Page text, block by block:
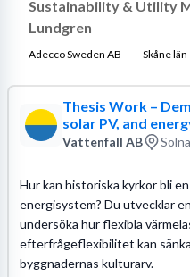
Sustainability & Utility
Lundgren
Adecco Sweden AB Skåne län
Thesis Work –
solar PV, and
of Sweden.
Vattenfall AB
Hur kan historiska kyrkor bli
energisystem? Du utvecklar
undersöka hur flexibla
efterfrågeflexibilitet kan
byggnadernas kulturarv.